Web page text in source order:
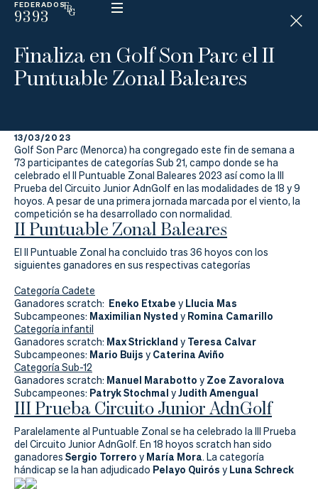
FEDERADOS
9393
ESP
N
D
I
C
La
Federación
Federarse
Jugar
Aprender
Actualidad
Tienda
Finaliza en Golf Son Parc el II
Puntuable Zonal Baleares
13/03/2023
Golf Son Parc (Menorca) ha congregado este fin de semana a
73 participantes de categorías Sub 21, campo donde se ha
celebrado el II Puntuable Zonal Baleares 2023 así como la III
Prueba del Circuito Junior AdnGolf en las modalidades de 18 y 9
hoyos. A pesar de una primera jornada marcada por el viento, la
competición se ha desarrollado con normalidad.
II Puntuable Zonal Baleares
El II Puntuable Zonal ha concluido tras 36 hoyos con los
siguientes ganadores en sus respectivas categorías
Categoría Cadete
Ganadores scratch: Eneko Etxabe y Llucia Mas
Subcampeones: Maximilian Nysted y Romina Camarillo
Categoría infantil
Ganadores scratch: Max Strickland y Teresa Calvar
Subcampeones: Mario Buijs y Caterina Aviño
Categoría Sub-12
Ganadores scratch: Manuel Marabotto y Zoe Zavoralova
Subcampeones: Patryk Stochmal yJudith Amengual
III Prueba Circuito Junior AdnGolf
Paralelamente al Puntuable Zonal se ha celebrado la III Prueba
del Circuito Junior AdnGolf. En 18 hoyos scratch han sido
ganadores Sergio Torrero y María Mora. La categoría
hándicap se la han adjudicado Pelayo Quirós y Luna Schreck